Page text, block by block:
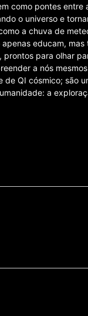
como pontes
o universo e
a chuva de
educam,
para olhar
a nós
QI cósmico; são
a